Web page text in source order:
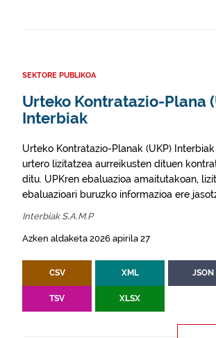
SEKTORE PUBLIKOA
Urteko Kontratazio-Plana
Interbiak
Urteko Kontratazio-Planak (UKP)
urtero lizitatzea aurreikusten dituen
ditu. UPKren ebaluazioa amaitutakoan,
ebaluazioari buruzko informazioa ere
Interbiak S.A.M.P
Azken aldaketa 2026 apirila 27
CSV XML JSON
TSV XLSX